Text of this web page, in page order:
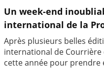
Un week-end
international de la
Après plusieurs belles
international de Courrière
cette année pour prendre